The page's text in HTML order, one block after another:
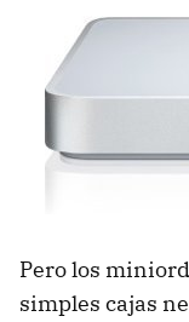
Pero los
simples cajas